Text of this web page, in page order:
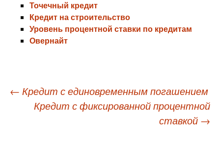
Точечный кредит
Кредит на строительство
Уровень процентной ставки по кредитам
Овернайт
Навигация
← Кредит с единовременным погашением
Кредит с фиксированной процентной
ставкой →